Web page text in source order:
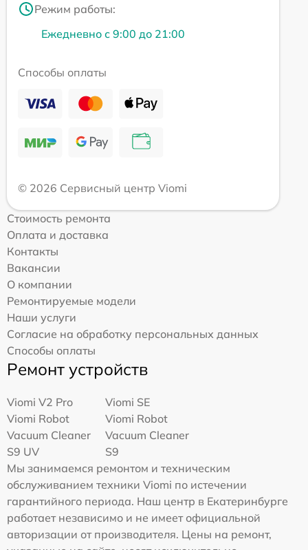
Режим работы:
Ежедневно с 9:00 до 21:00
Способы оплаты
© 2026 Сервисный центр Viomi
Стоимость ремонта
Оплата и доставка
Контакты
Вакансии
О компании
Ремонтируемые модели
Наши услуги
Согласие на обработку персональных данных
Способы оплаты
Ремонт устройств
Viomi V2 Pro
Viomi SE
Viomi Robot
Vacuum Cleaner
S9 UV
Viomi Robot
Vacuum Cleaner
S9
Мы занимаемся ремонтом и техническим
обслуживанием техники Viomi по истечении
гарантийного периода. Наш центр в Екатеринбурге
работает независимо и не имеет официальной
авторизации от производителя. Цены на ремонт,